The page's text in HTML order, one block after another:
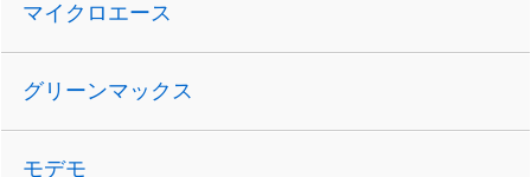
マイクロエース
グリーンマックス
モデモ